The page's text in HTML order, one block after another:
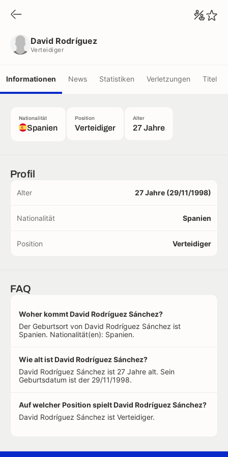
David Rodríguez
Verteidiger
Informationen News Statistiken Verletzungen Titel
Nationalität
Spanien
Position
Verteidiger
Alter
27 Jahre
Profil
Alter 27 Jahre (29/11/1998)
Nationalität Spanien
Position Verteidiger
FAQ
Woher kommt David Rodríguez Sánchez?
Der Geburtsort von David Rodríguez Sánchez ist
Spanien. Nationalität(en): Spanien.
Wie alt ist David Rodríguez Sánchez?
David Rodríguez Sánchez ist 27 Jahre alt. Sein
Geburtsdatum ist der 29/11/1998.
Auf welcher Position spielt David Rodríguez Sánchez?
David Rodríguez Sánchez ist Verteidiger.